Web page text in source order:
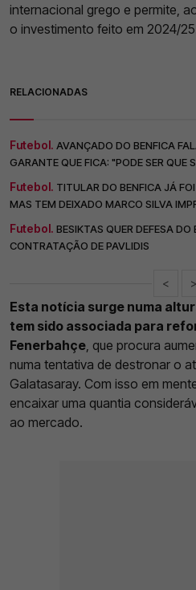
internacional grego e permite,
o investimento feito em 2024/
RELACIONADAS
Futebol. AVANÇADO DO BENFICA
GARANTE QUE FICA: "PODE SER QUE
Futebol. TITULAR DO BENFICA JÁ
MAS TEM DEIXADO MARCO SILVA
Futebol. BESIKTAS QUER DEFESA DO
CONTRATAÇÃO DE PAVLIDIS
< >
Esta notícia surge numa
tem sido associada para
Fenerbahçe, que procura
numa tentativa de destronar o
Galatasaray. Com isso em
encaixar uma quantia
ao mercado.